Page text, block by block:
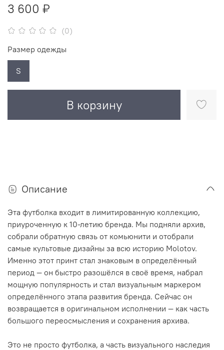
(0)
3 600 ₽
В корзину
Размер одежды
S
Описание
Эта футболка входит в лимитированную коллекцию,
приуроченную к 10-летию бренда. Мы подняли архив,
собрали обратную связь от комьюнити и отобрали
самые культовые дизайны за всю историю Molotov.
Именно этот принт стал знаковым в определённый
период — он быстро разошёлся в своё время, набрал
мощную популярность и стал визуальным маркером
определённого этапа развития бренда. Сейчас он
возвращается в оригинальном исполнении — как часть
большого переосмысления и сохранения архива.
Это не просто футболка, а часть визуального наследия